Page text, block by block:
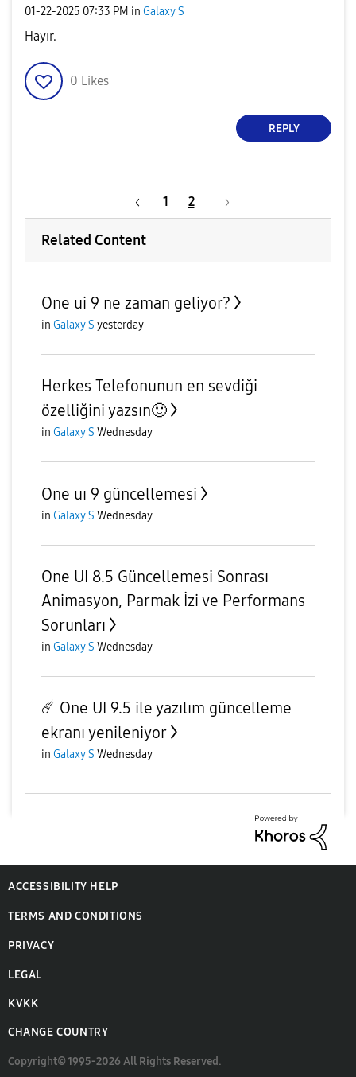
‎01-22-2025 07:33 PM in Galaxy S
Hayır.
0 Likes
REPLY
1 2
Related Content
One ui 9 ne zaman geliyor?
in Galaxy S yesterday
Herkes Telefonunun en sevdiği
özelliğini yazsın🙂
in Galaxy S Wednesday
One uı 9 güncellemesi
in Galaxy S Wednesday
One UI 8.5 Güncellemesi Sonrası
Animasyon, Parmak İzi ve Performans
Sorunları
in Galaxy S Wednesday
☄️ One UI 9.5 ile yazılım güncelleme
ekranı yenileniyor
in Galaxy S Wednesday
ACCESSIBILITY HELP
TERMS AND CONDITIONS
PRIVACY
LEGAL
KVKK
CHANGE COUNTRY
Copyright© 1995-2026 All Rights Reserved.